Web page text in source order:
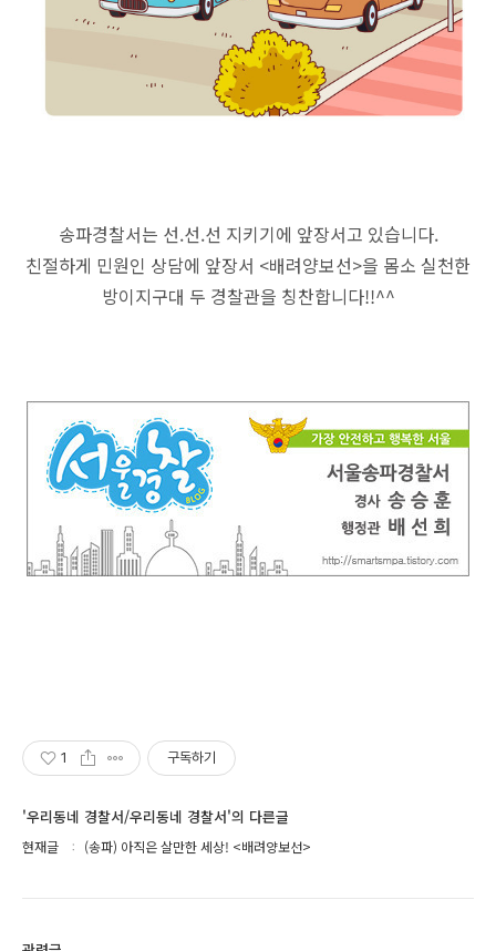
송파경찰서는 선.선.선 지키기에 앞장서고 있습니다.
친절하게 민원인 상담에 앞장서 <배려양보선>을 몸소 실천한
방이지구대 두 경찰관을 칭찬합니다!!^^
1 구독하기
'우리동네 경찰서/우리동네 경찰서'의 다른글
현재글 (송파) 아직은 살만한 세상! <배려양보선>